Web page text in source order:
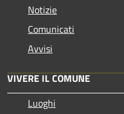
Notizie
Comunicati
Avvisi
VIVERE IL COMUNE
Luoghi